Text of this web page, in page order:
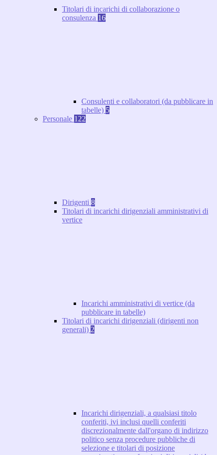
Titolari di incarichi di collaborazione o
consulenza 16
Consulenti e collaboratori (da pubblicare in
tabelle) 5
Personale 122
Dirigenti 8
Titolari di incarichi dirigenziali amministrativi di
vertice
Incarichi amministrativi di vertice (da
pubblicare in tabelle)
Titolari di incarichi dirigenziali (dirigenti non
generali) 2
Incarichi dirigenziali, a qualsiasi titolo
conferiti, ivi inclusi quelli conferiti
discrezionalmente dall'organo di indirizzo
politico senza procedure pubbliche di
selezione e titolari di posizione